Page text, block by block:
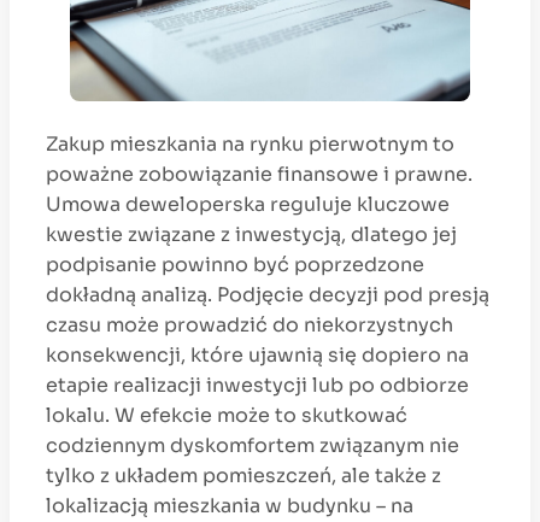
Zakup mieszkania na rynku pierwotnym to
poważne zobowiązanie finansowe i prawne.
Umowa deweloperska reguluje kluczowe
kwestie związane z inwestycją, dlatego jej
podpisanie powinno być poprzedzone
dokładną analizą. Podjęcie decyzji pod presją
czasu może prowadzić do niekorzystnych
konsekwencji, które ujawnią się dopiero na
etapie realizacji inwestycji lub po odbiorze
lokalu. W efekcie może to skutkować
codziennym dyskomfortem związanym nie
tylko z układem pomieszczeń, ale także z
lokalizacją mieszkania w budynku – na